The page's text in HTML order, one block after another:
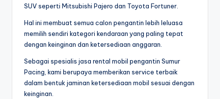
SUV seperti Mitsubishi Pajero dan Toyota Fortuner.
Hal ini membuat semua calon pengantin lebih leluasa
memilih sendiri kategori kendaraan yang paling tepat
dengan keinginan dan ketersediaan anggaran.
Sebagai spesialis jasa rental mobil pengantin Sumur
Pacing, kami berupaya memberikan service terbaik
dalam bentuk jaminan ketersediaan mobil sesuai dengan
keinginan.